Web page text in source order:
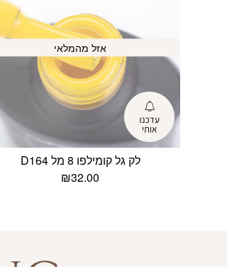
אזל מהמלאי
לק גל קומילפו 8 מל D164
₪32.00